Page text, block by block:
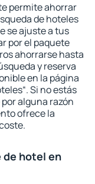
permite ahorrar
de hoteles
se ajuste a tus
por el paquete
ahorrarse hasta
y reserva
en la página
Si no estás
alguna razón
ofrece la
de hotel en